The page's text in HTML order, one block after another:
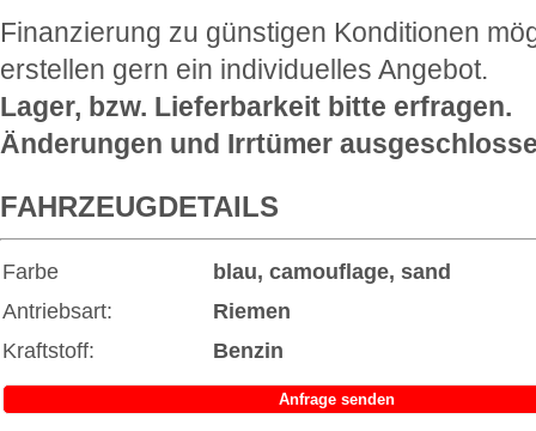
Finanzierung zu günstigen Konditionen
erstellen gern ein individuelles Angebot.
Lager, bzw. Lieferbarkeit bitte erfragen.
Änderungen und Irrtümer
FAHRZEUGDETAILS
Farbe
blau, camouflage, sand
Antriebsart:
Riemen
Kraftstoff:
Benzin
Anfrage senden